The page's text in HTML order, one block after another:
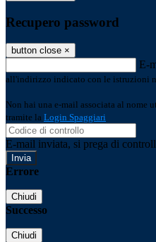
Recupero password
button close ×
E-
all'indirizzo indicato con le istruzioni
Non hai una e-mail associata al nome
tramite la Login Spaggiari
E-mail inviata, si prega di
Errore
Chiudi
Successo
Chiudi